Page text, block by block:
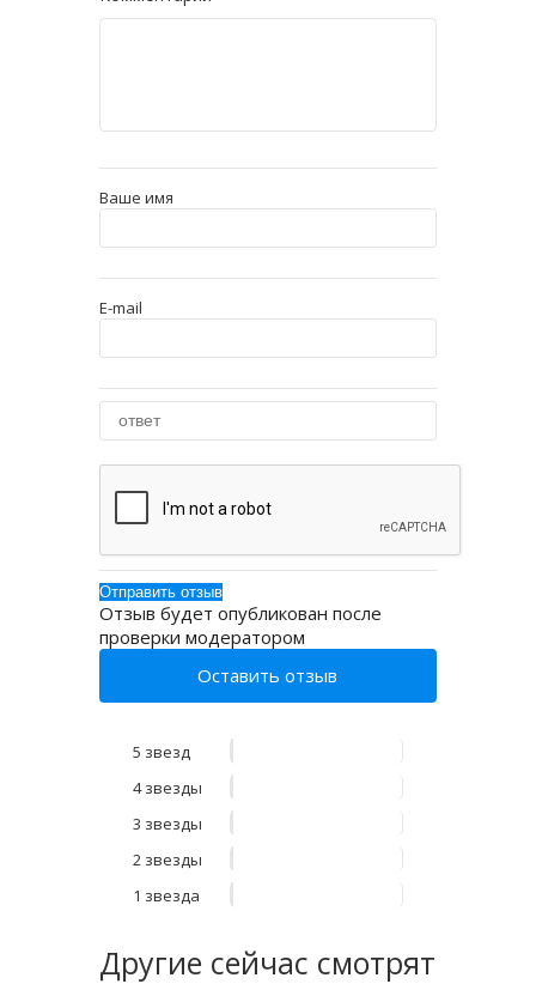
Ваше имя
E-mail
Отзыв будет опубликован после
проверки модератором
Оставить отзыв
5 звезд
4 звезды
3 звезды
2 звезды
1 звезда
Другие сейчас смотрят